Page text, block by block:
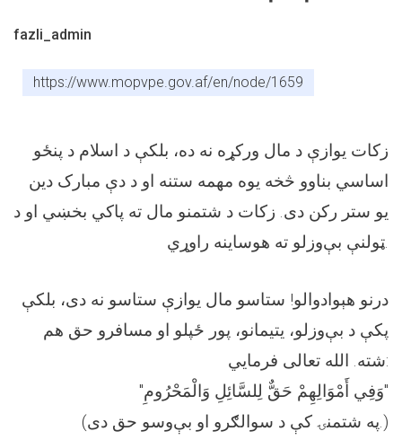
fazli_admin
https://www.mopvpe.gov.af/en/node/1659
زکات یوازې د مال ورکړه نه ده، بلکې د اسلام د پنځو
اساسي بناوو څخه یوه مهمه ستنه او د دې مبارک دین
یو ستر رکن دی. زکات د شتمنو مال ته پاکي بخښي او د
درنو هېوادوالو! ستاسو مال یوازې ستاسو نه دی، بلکې
پکې د بې‌وزلو، یتیمانو، پور ځپلو او مسافرو حق هم
شته. الله تعالی فرمایي:
"وَفِي أَمْوَالِهِمْ حَقٌّ لِلسَّائِلِ وَالْمَحْرُومِ"
(په شتمنۍ کې د سوالګرو او بې‌وسو حق دی.)